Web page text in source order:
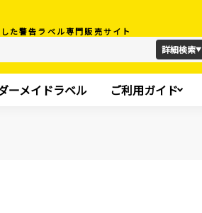
た警告ラベル専門販売サイト
詳細検索▼
ーメイドラベル ご利用ガイド